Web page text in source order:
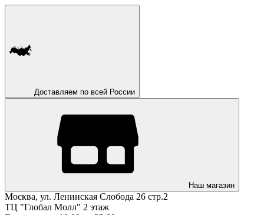
Доставляем по всей России
Наш магазин
Москва, ул. Ленинская Слобода 26 стр.2
ТЦ "Глобал Молл" 2 этаж